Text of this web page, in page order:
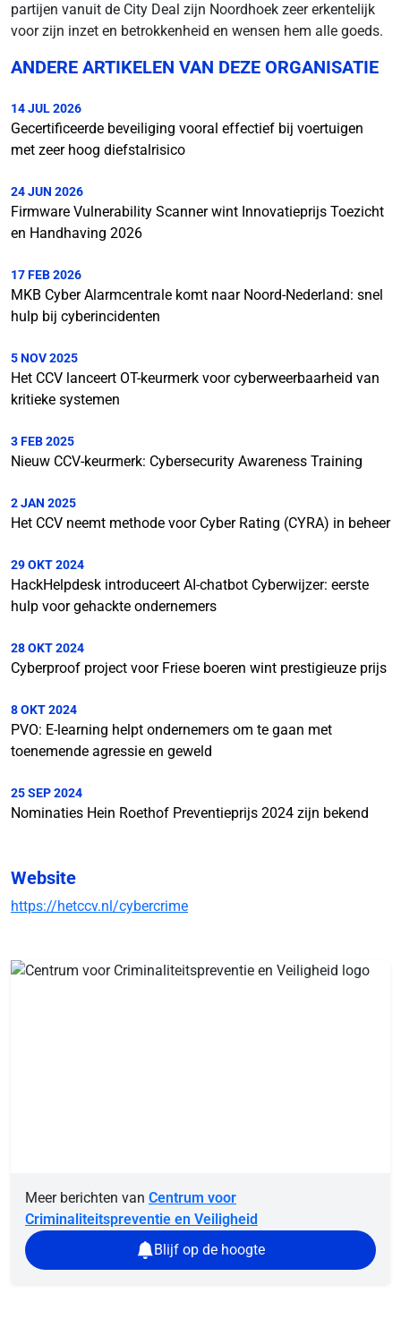
partijen vanuit de City Deal zijn Noordhoek zeer erkentelijk
voor zijn inzet en betrokkenheid en wensen hem alle goeds.
ANDERE ARTIKELEN VAN DEZE ORGANISATIE
14 JUL 2026
Gecertificeerde beveiliging vooral effectief bij voertuigen
met zeer hoog diefstalrisico
24 JUN 2026
Firmware Vulnerability Scanner wint Innovatieprijs Toezicht
en Handhaving 2026
17 FEB 2026
MKB Cyber Alarmcentrale komt naar Noord-Nederland: snel
hulp bij cyberincidenten
5 NOV 2025
Het CCV lanceert OT-keurmerk voor cyberweerbaarheid van
kritieke systemen
3 FEB 2025
Nieuw CCV-keurmerk: Cybersecurity Awareness Training
2 JAN 2025
Het CCV neemt methode voor Cyber Rating (CYRA) in beheer
29 OKT 2024
HackHelpdesk introduceert AI-chatbot Cyberwijzer: eerste
hulp voor gehackte ondernemers
28 OKT 2024
Cyberproof project voor Friese boeren wint prestigieuze prijs
8 OKT 2024
PVO: E-learning helpt ondernemers om te gaan met
toenemende agressie en geweld
25 SEP 2024
Nominaties Hein Roethof Preventieprijs 2024 zijn bekend
Website
https://hetccv.nl/cybercrime
Meer berichten van Centrum voor
Criminaliteitspreventie en Veiligheid
Blijf op de hoogte